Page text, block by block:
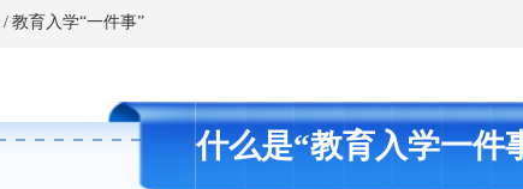
/ 教育入学“一件事”
什么是“教育入学一件